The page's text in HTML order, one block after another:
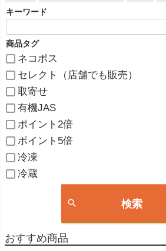
キーワード
商品タグ
ネコポス
セレクト（店舗でも販売）
取寄せ
有機JAS
ポイント2倍
ポイント5倍
冷凍
冷蔵
検索
おすすめ商品